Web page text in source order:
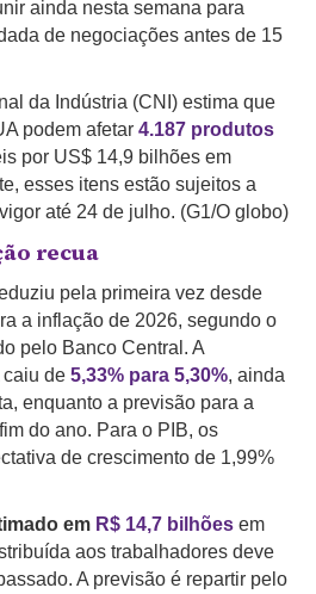
ainda nesta semana para
de negociações antes de 15
da Indústria (CNI) estima que
podem afetar 4.187 produtos
por US$ 14,9 bilhões em
esses itens estão sujeitos a
até 24 de julho. (G1/O globo)
recua
pela primeira vez desde
a inflação de 2026, segundo o
pelo Banco Central. A
caiu de 5,33% para 5,30%, ainda
enquanto a previsão para a
do ano. Para o PIB, os
de crescimento de 1,99%
em R$ 14,7 bilhões em
aos trabalhadores deve
A previsão é repartir pelo